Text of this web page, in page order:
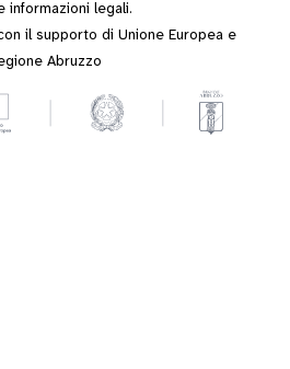
informazioni legali.
il supporto di Unione Europea e
Abruzzo